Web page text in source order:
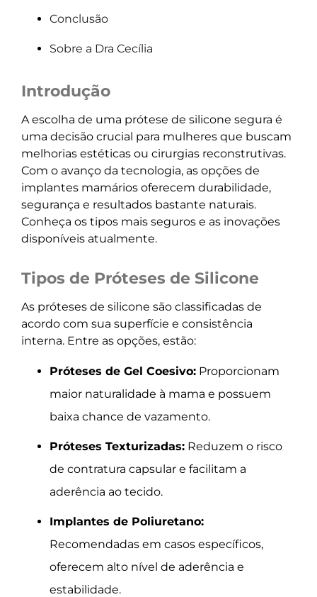
Conclusão
Sobre a Dra Cecília
Introdução
A escolha de uma prótese de silicone segura é
uma decisão crucial para mulheres que buscam
melhorias estéticas ou cirurgias reconstrutivas.
Com o avanço da tecnologia, as opções de
implantes mamários oferecem durabilidade,
segurança e resultados bastante naturais.
Conheça os tipos mais seguros e as inovações
disponíveis atualmente.
Tipos de Próteses de Silicone
As próteses de silicone são classificadas de
acordo com sua superfície e consistência
interna. Entre as opções, estão:
Próteses de Gel Coesivo: Proporcionam
maior naturalidade à mama e possuem
baixa chance de vazamento.
Próteses Texturizadas: Reduzem o risco
de contratura capsular e facilitam a
aderência ao tecido.
Implantes de Poliuretano:
Recomendadas em casos específicos,
oferecem alto nível de aderência e
estabilidade.